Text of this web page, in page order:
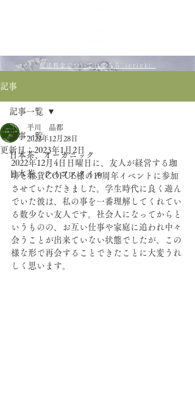
配送料金についてはこちら（crick）
記事
記事一覧
日本茶、オーガニック
日本茶、ライフスタイル
記事一覧
平川 晶都
2022年12月28日
更新日：2023年1月2日
2022年12月4日日曜日に、友人が経営する珈
琲と雑貨COFUL様の10周年イベントに参加
させていただきました。学生時代に良く遊ん
でいた彼は、私の事を一番理解してくれてい
る数少ない友人です。社会人になってからと
いうものの、お互い仕事や家庭に追われ中々
会うことが出来ていない状態でしたが、この
様な形で再会することできたことに大変うれ
しく思います。